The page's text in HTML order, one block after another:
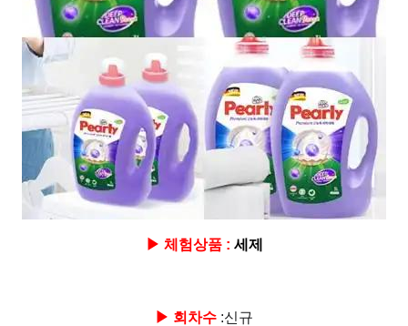
▶ 체험상품 : 세제
▶ 회차수 :신규